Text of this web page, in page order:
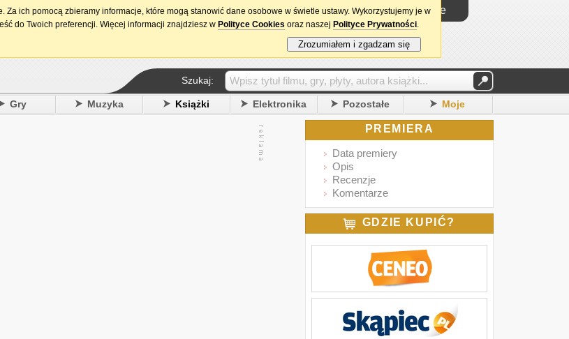
15. urodziny DataPremiery.pl Logowanie
Szukaj:
Gry Muzyka Książki Elektronika Pozostałe Moje
PREMIERA
Data premiery
Opis
Recenzje
Komentarze
GDZIE KUPIĆ?
ich pomocą zbieramy informacje, które mogą stanowić dane osobowe w świetle ustawy. Wykorzystujemy je w
do Twoich preferencji. Więcej informacji znajdziesz w Polityce Cookies oraz naszej Polityce Prywatności.
Zrozumiałem i zgadzam się